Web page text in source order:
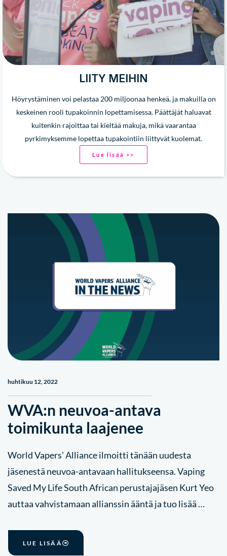
LIITY MEIHIN
Höyrystäminen voi pelastaa 200 miljoonaa henkeä, ja makuilla on
keskeinen rooli tupakoinnin lopettamisessa. Päättäjät haluavat
kuitenkin rajoittaa tai kieltää makuja, mikä vaarantaa
pyrkimyksemme lopettaa tupakointiin liittyvät kuolemat.
Lue lisää >>
huhtikuu 12, 2022
WVA:n neuvoa-antava
toimikunta laajenee
World Vapers' Alliance ilmoitti tänään uudesta
jäsenestä neuvoa-antavaan hallitukseensa. Vaping
Saved My Life South African perustajajäsen Kurt Yeo
auttaa vahvistamaan allianssin ääntä ja tuo lisää …
LUE LISÄÄ